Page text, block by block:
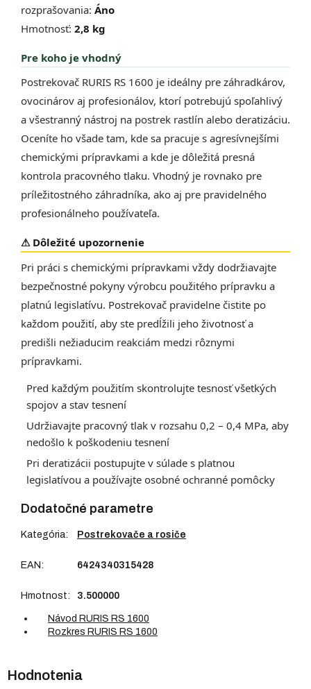
rozprašovania: Áno
Hmotnosť: 2,8 kg
Pre koho je vhodný
Postrekovač RURIS RS 1600 je ideálny pre záhradkárov,
ovocinárov aj profesionálov, ktorí potrebujú spoľahlivý
a všestranný nástroj na postrek rastlín alebo deratizáciu.
Oceníte ho všade tam, kde sa pracuje s agresívnejšími
chemickými prípravkami a kde je dôležitá presná
kontrola pracovného tlaku. Vhodný je rovnako pre
príležitostného záhradníka, ako aj pre pravidelného
profesionálneho používateľa.
⚠ Dôležité upozornenie
Pri práci s chemickými prípravkami vždy dodržiavajte
bezpečnostné pokyny výrobcu použitého prípravku a
platnú legislatívu. Postrekovač pravidelne čistite po
každom použití, aby ste predĺžili jeho životnosť a
predišli nežiaducim reakciám medzi rôznymi
prípravkami.
Pred každým použitím skontrolujte tesnosť všetkých
spojov a stav tesnení
Udržiavajte pracovný tlak v rozsahu 0,2 – 0,4 MPa, aby
nedošlo k poškodeniu tesnení
Pri deratizácii postupujte v súlade s platnou
legislatívou a používajte osobné ochranné pomôcky
Dodatočné parametre
Kategória: Postrekovače a rosiče
EAN : 6424340315428
Hmotnost: 3.500000
Návod RURIS RS 1600
Rozkres RURIS RS 1600